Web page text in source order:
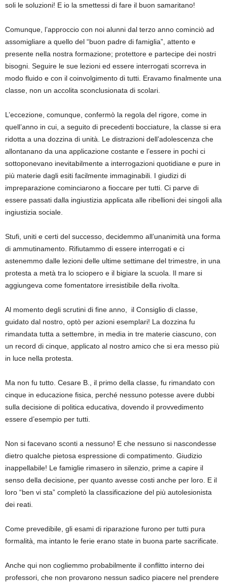
soli le soluzioni! E io la smettessi di fare il buon samaritano!
Comunque, l’approccio con noi alunni dal terzo anno cominciò ad
assomigliare a quello del “buon padre di famiglia”, attento e
presente nella nostra formazione; protettore e partecipe dei nostri
bisogni. Seguire le sue lezioni ed essere interrogati scorreva in
modo fluido e con il coinvolgimento di tutti. Eravamo finalmente una
classe, non un accolita sconclusionata di scolari.
L’eccezione, comunque, confermò la regola del rigore, come in
quell’anno in cui, a seguito di precedenti bocciature, la classe si era
ridotta a una dozzina di unità. Le distrazioni dell’adolescenza che
allontanano da una applicazione costante e l’essere in pochi ci
sottoponevano inevitabilmente a interrogazioni quotidiane e pure in
più materie dagli esiti facilmente immaginabili. I giudizi di
impreparazione cominciarono a fioccare per tutti. Ci parve di
essere passati dalla ingiustizia applicata alle ribellioni dei singoli alla
ingiustizia sociale.
Stufi, uniti e certi del successo, decidemmo all’unanimità una forma
di ammutinamento. Rifiutammo di essere interrogati e ci
astenemmo dalle lezioni delle ultime settimane del trimestre, in una
protesta a metà tra lo sciopero e il bigiare la scuola. Il mare si
aggiungeva come fomentatore irresistibile della rivolta.
Al momento degli scrutini di fine anno, il Consiglio di classe,
guidato dal nostro, optò per azioni esemplari! La dozzina fu
rimandata tutta a settembre, in media in tre materie ciascuno, con
un record di cinque, applicato al nostro amico che si era messo più
in luce nella protesta.
Ma non fu tutto. Cesare B., il primo della classe, fu rimandato con
cinque in educazione fisica, perché nessuno potesse avere dubbi
sulla decisione di politica educativa, dovendo il provvedimento
essere d’esempio per tutti.
Non si facevano sconti a nessuno! E che nessuno si nascondesse
dietro qualche pietosa espressione di compatimento. Giudizio
inappellabile! Le famiglie rimasero in silenzio, prime a capire il
senso della decisione, per quanto avesse costi anche per loro. E il
loro “ben vi sta” completò la classificazione del più autolesionista
dei reati.
Come prevedibile, gli esami di riparazione furono per tutti pura
formalità, ma intanto le ferie erano state in buona parte sacrificate.
Anche qui non cogliemmo probabilmente il conflitto interno dei
professori, che non provarono nessun sadico piacere nel prendere